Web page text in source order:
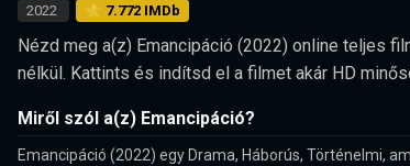
2022 ⭐ 7.772 IMDb
Nézd meg a(z) Emancipáció (2022) online teljes
nélkül. Kattints és indítsd el a filmet akár HD
Miről szól a(z) Emancipáció?
Emancipáció (2022) egy Drama, Háborús, Történelmi,